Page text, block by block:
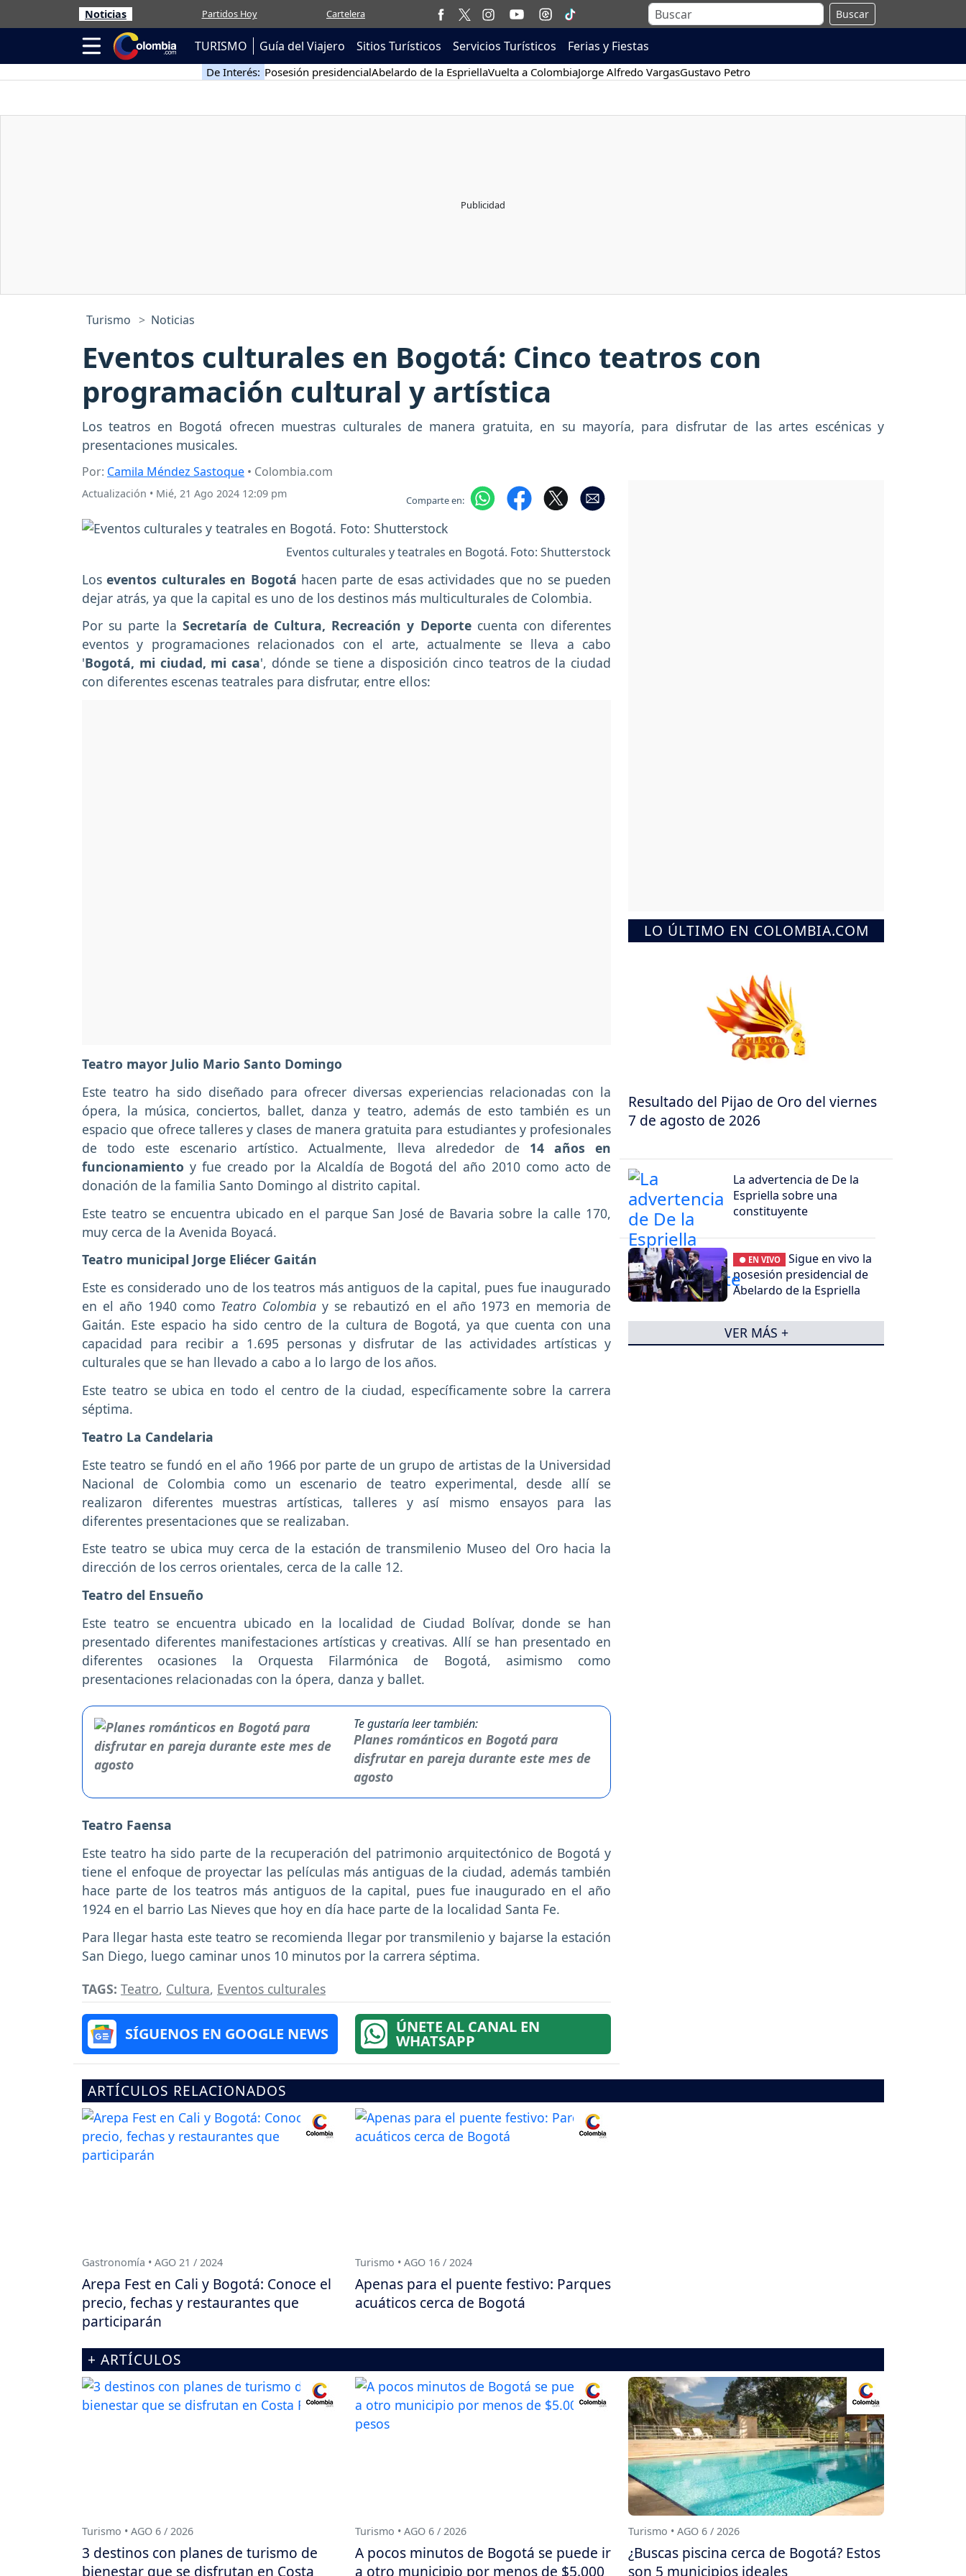
Noticias Partidos Hoy Cartelera Buscar
TURISMO Guía del Viajero Sitios Turísticos Servicios Turísticos Ferias y Fiestas
De Interés: Posesión presidencialAbelardo de la EspriellaVuelta a ColombiaJorge Alfredo VargasGustavo Petro
Turismo Noticias
Eventos culturales en Bogotá: Cinco teatros con
programación cultural y artística
Los teatros en Bogotá ofrecen muestras culturales de manera gratuita, en su mayoría, para disfrutar de las artes escénicas y
presentaciones musicales.
Por: Camila Méndez Sastoque • Colombia.com
Actualización • Mié, 21 Ago 2024 12:09 pm Comparte en:
Eventos culturales y teatrales en Bogotá. Foto: Shutterstock
Los eventos culturales en Bogotá hacen parte de esas actividades que no se pueden
dejar atrás, ya que la capital es uno de los destinos más multiculturales de Colombia.
Por su parte la Secretaría de Cultura, Recreación y Deportecuenta con diferentes
eventos y programaciones relacionados con el arte, actualmente se lleva a cabo
'Bogotá, mi ciudad, mi casa', dónde se tiene a disposición cinco teatros de la ciudad
con diferentes escenas teatrales para disfrutar, entre ellos:
Teatro mayor Julio Mario Santo Domingo
Este teatro ha sido diseñado para ofrecer diversas experiencias relacionadas con la
ópera, la música, conciertos, ballet, danza y teatro, además de esto también es un
espacio que ofrece talleres y clases de manera gratuita para estudiantes y profesionales
de todo este escenario artístico. Actualmente, lleva alrededor de 14 años en
funcionamiento y fue creado por la Alcaldía de Bogotá del año 2010 como acto de
donación de la familia Santo Domingo al distrito capital.
Este teatro se encuentra ubicado en el parque San José de Bavaria sobre la calle 170,
muy cerca de la Avenida Boyacá.
Teatro municipal Jorge Eliécer Gaitán
Este es considerado uno de los teatros más antiguos de la capital, pues fue inaugurado
en el año 1940 como Teatro Colombia y se rebautizó en el año 1973 en memoria de
Gaitán. Este espacio ha sido centro de la cultura de Bogotá, ya que cuenta con una
capacidad para recibir a 1.695 personas y disfrutar de las actividades artísticas y
culturales que se han llevado a cabo a lo largo de los años.
Este teatro se ubica en todo el centro de la ciudad, específicamente sobre la carrera
séptima.
Teatro La Candelaria
Este teatro se fundó en el año 1966 por parte de un grupo de artistas de la Universidad
Nacional de Colombia como un escenario de teatro experimental, desde allí se
realizaron diferentes muestras artísticas, talleres y así mismo ensayos para las
diferentes presentaciones que se realizaban.
Este teatro se ubica muy cerca de la estación de transmilenio Museo del Oro hacia la
dirección de los cerros orientales, cerca de la calle 12.
Teatro del Ensueño
Este teatro se encuentra ubicado en la localidad de Ciudad Bolívar, donde se han
presentado diferentes manifestaciones artísticas y creativas. Allí se han presentado en
diferentes ocasiones la Orquesta Filarmónica de Bogotá, asimismo como
presentaciones relacionadas con la ópera, danza y ballet.
Te gustaría leer también:
Planes románticos en Bogotá para
disfrutar en pareja durante este mes de
agosto
Teatro Faensa
Este teatro ha sido parte de la recuperación del patrimonio arquitectónico de Bogotá y
tiene el enfoque de proyectar las películas más antiguas de la ciudad, además también
hace parte de los teatros más antiguos de la capital, pues fue inaugurado en el año
1924 en el barrio Las Nieves que hoy en día hace parte de la localidad Santa Fe.
Para llegar hasta este teatro se recomienda llegar por transmilenio y bajarse la estación
San Diego, luego caminar unos 10 minutos por la carrera séptima.
TAGS: Teatro, Cultura, Eventos culturales
SÍGUENOS EN GOOGLE NEWS ÚNETE AL CANAL EN
WHATSAPP
LO ÚLTIMO EN COLOMBIA.COM
Resultado del Pijao de Oro del viernes
7 de agosto de 2026
La advertencia de De la
Espriella sobre una
constituyente
● EN VIVO
Sigue en vivo la
posesión presidencial de
Abelardo de la Espriella
VER MÁS +
ARTÍCULOS RELACIONADOS
Gastronomía • AGO 21 / 2024
Arepa Fest en Cali y Bogotá: Conoce el
precio, fechas y restaurantes que
participarán
Turismo • AGO 16 / 2024
Apenas para el puente festivo: Parques
acuáticos cerca de Bogotá
+ ARTÍCULOS
Turismo • AGO 6 / 2026
3 destinos con planes de turismo de
bienestar que se disfrutan en Costa
Turismo • AGO 6 / 2026
A pocos minutos de Bogotá se puede ir
a otro municipio por menos de $5.000
Turismo • AGO 6 / 2026
¿Buscas piscina cerca de Bogotá? Estos
son 5 municipios ideales